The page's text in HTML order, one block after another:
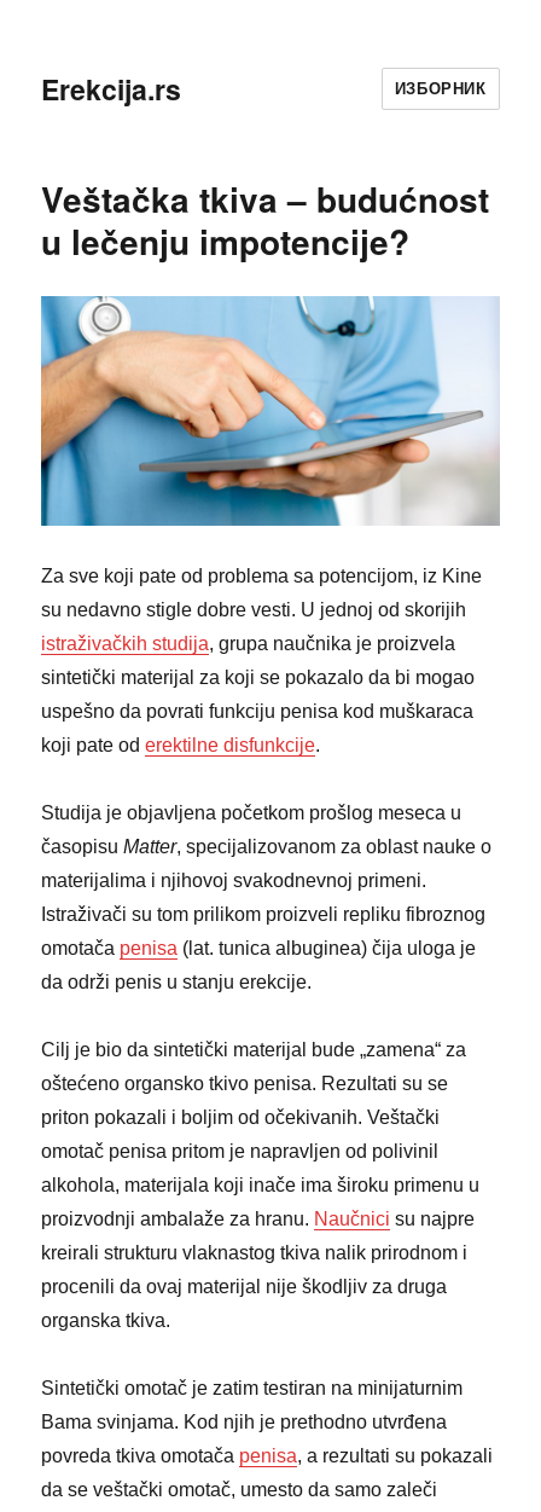
Erekcija.rs ИЗБОРНИК
Veštačka tkiva – budućnost
u lečenju impotencije?
Za sve koji pate od problema sa potencijom, iz Kine
su nedavno stigle dobre vesti. U jednoj od skorijih
istraživačkih studija, grupa naučnika je proizvela
sintetički materijal za koji se pokazalo da bi mogao
uspešno da povrati funkciju penisa kod muškaraca
koji pate oderektilne disfunkcije.
Studija je objavljena početkom prošlog meseca u
časopisuMatter, specijalizovanom za oblast nauke o
materijalima i njihovoj svakodnevnoj primeni.
Istraživači su tom prilikom proizveli repliku fibroznog
omotača penisa (lat. tunica albuginea) čija uloga je
da održi penis u stanju erekcije.
Cilj je bio da sintetički materijal bude „zamena“ za
oštećeno organsko tkivo penisa. Rezultati su se
priton pokazali i boljim od očekivanih. Veštački
omotač penisa pritom je napravljen od polivinil
alkohola, materijala koji inače ima široku primenu u
proizvodnji ambalaže za hranu. Naučnici su najpre
kreirali strukturu vlaknastog tkiva nalik prirodnom i
procenili da ovaj materijal nije škodljiv za druga
organska tkiva.
Sintetički omotač je zatim testiran na minijaturnim
Bama svinjama. Kod njih je prethodno utvrđena
povreda tkiva omotača penisa, a rezultati su pokazali
da se veštački omotač, umesto da samo zaleči